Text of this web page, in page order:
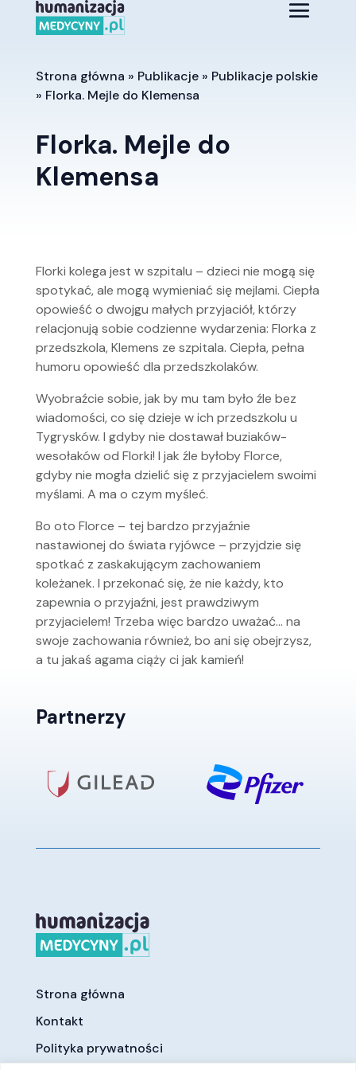
Strona główna » Publikacje» Publikacje polskie
» Florka. Mejle do Klemensa
Florka. Mejle do
Klemensa
Florki kolega jest w szpitalu – dzieci nie mogą się
spotykać, ale mogą wymieniać się mejlami. Ciepła
opowieść o dwojgu małych przyjaciół, którzy
relacjonują sobie codzienne wydarzenia: Florka z
przedszkola, Klemens ze szpitala. Ciepła, pełna
humoru opowieść dla przedszkolaków.
Wyobraźcie sobie, jak by mu tam było źle bez
wiadomości, co się dzieje w ich przedszkolu u
Tygrysków. I gdyby nie dostawał buziaków-
wesołaków od Florki! I jak źle byłoby Florce,
gdyby nie mogła dzielić się z przyjacielem swoimi
myślami. A ma o czym myśleć.
Bo oto Florce – tej bardzo przyjaźnie
nastawionej do świata ryjówce – przyjdzie się
spotkać z zaskakującym zachowaniem
koleżanek. I przekonać się, że nie każdy, kto
zapewnia o przyjaźni, jest prawdziwym
przyjacielem! Trzeba więc bardzo uważać… na
swoje zachowania również, bo ani się obejrzysz,
a tu jakaś agama ciąży ci jak kamień!
Partnerzy
Strona główna
Kontakt
Polityka prywatności